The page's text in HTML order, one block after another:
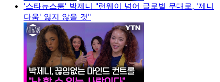
'스타뉴스룸' 박제니 "런웨이 넘어 글로벌 무대로, '제니
다움' 잃지 않을 것"